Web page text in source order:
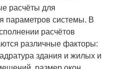
расчёты для
параметров системы. В
расчётов
различные факторы:
здания и жилых и